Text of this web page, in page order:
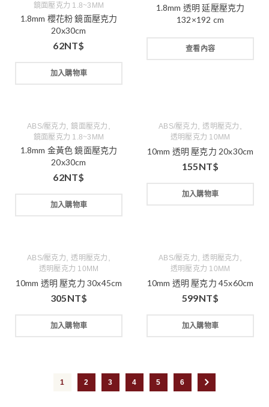
鏡面壓克力 1.8~3MM
1.8mm 櫻花粉 鏡面壓克力
20x30cm
62NT$
加入購物車
1.8mm 透明 延壓壓克力
132×192 cm
查看內容
ABS/壓克力 ,鏡面壓克力
鏡面壓克力 1.8~3MM
1.8mm 金黃色 鏡面壓克力
20x30cm
62NT$
加入購物車
ABS/壓克力 ,透明壓克力
透明壓克力 10MM
10mm 透明 壓克力 20x30cm
155NT$
加入購物車
ABS/壓克力 ,透明壓克力
透明壓克力 10MM
10mm 透明 壓克力 30x45cm
305NT$
加入購物車
ABS/壓克力 ,透明壓克力
透明壓克力 10MM
10mm 透明 壓克力 45x60cm
599NT$
加入購物車
1 2 3 4 5 6